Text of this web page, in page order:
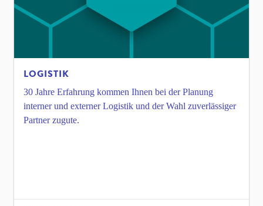
LOGISTIK
30 Jahre Erfahrung kommen Ihnen bei der Planung
interner und externer Logistik und der Wahl zuverlässiger
Partner zugute.